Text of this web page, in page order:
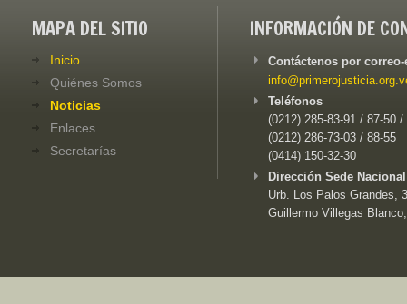
MAPA DEL SITIO
Inicio
Quiénes Somos
Noticias
Enlaces
Secretarías
INFORMACIÓN DE
Contáctenos por
Teléfonos
(0212) 285-83-91 / 87-50 /
(0212) 286-73-03 / 88-55
(0414) 150-32-30
Dirección Sede
Urb. Los Palos Grandes,
Guillermo Villegas